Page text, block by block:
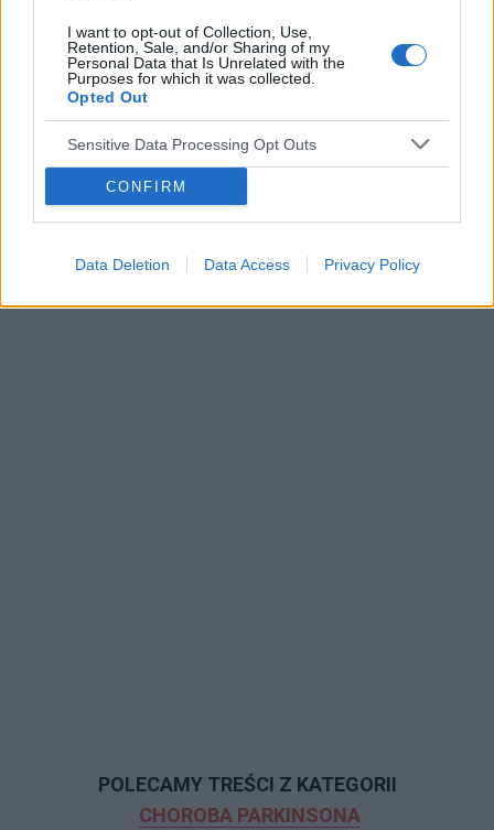
I want to opt-out of Collection, Use,
Retention, Sale, and/or Sharing of my
Personal Data that Is Unrelated with the
Purposes for which it was collected.
Opted Out
Sensitive Data Processing Opt Outs
CONFIRM
Data Deletion Data Access Privacy Policy
POLECAMY TREŚCI Z KATEGORII
CHOROBA PARKINSONA